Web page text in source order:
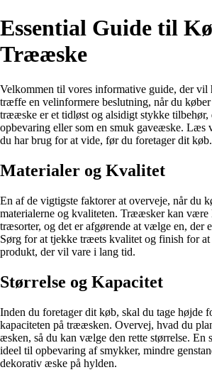
Essential Guide til
Trææske
Velkommen til vores informative guide, der
træffe en velinformere beslutning, når du
trææske er et tidløst og alsidigt stykke
opbevaring eller som en smuk gaveæske. Læs
du har brug for at vide, før du foretager dit køb.
Materialer og Kvalitet
En af de vigtigste faktorer at overveje, når du
materialerne og kvaliteten. Trææsker kan være
træsorter, og det er afgørende at vælge en, der
Sørg for at tjekke træets kvalitet og finish for at
produkt, der vil vare i lang tid.
Størrelse og Kapacitet
Inden du foretager dit køb, skal du tage højde
kapaciteten på trææsken. Overvej, hvad du
æsken, så du kan vælge den rette størrelse.
ideel til opbevaring af smykker, mindre
dekorativ æske på hylden.